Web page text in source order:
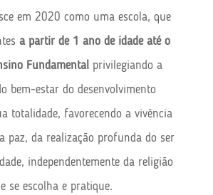
em 2020 como uma escola, que
a partir de 1 ano de idade até o
Fundamentalprivilegiando a
bem-estar do desenvolvimento
totalidade, favorecendo a vivência
paz, da realização profunda do ser
independentemente da religião
se escolha e pratique.